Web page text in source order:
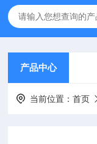
产品中心
当前位置：首页